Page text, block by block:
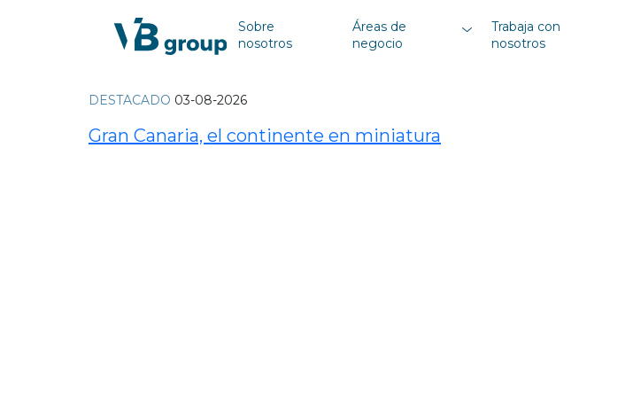
Sobre
nosotros
Áreas de
negocio
Trabaja con
nosotros
DESTACADO 03-08-2026
Gran Canaria, el continente en miniatura